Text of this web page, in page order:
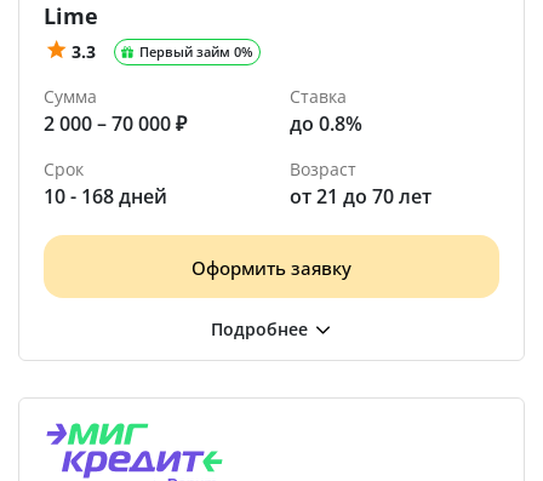
Lime
3.3 Первый займ 0%
Сумма
2 000 – 70 000 ₽
Ставка
до 0.8%
Срок
10 - 168 дней
Возраст
от 21 до 70 лет
Оформить заявку